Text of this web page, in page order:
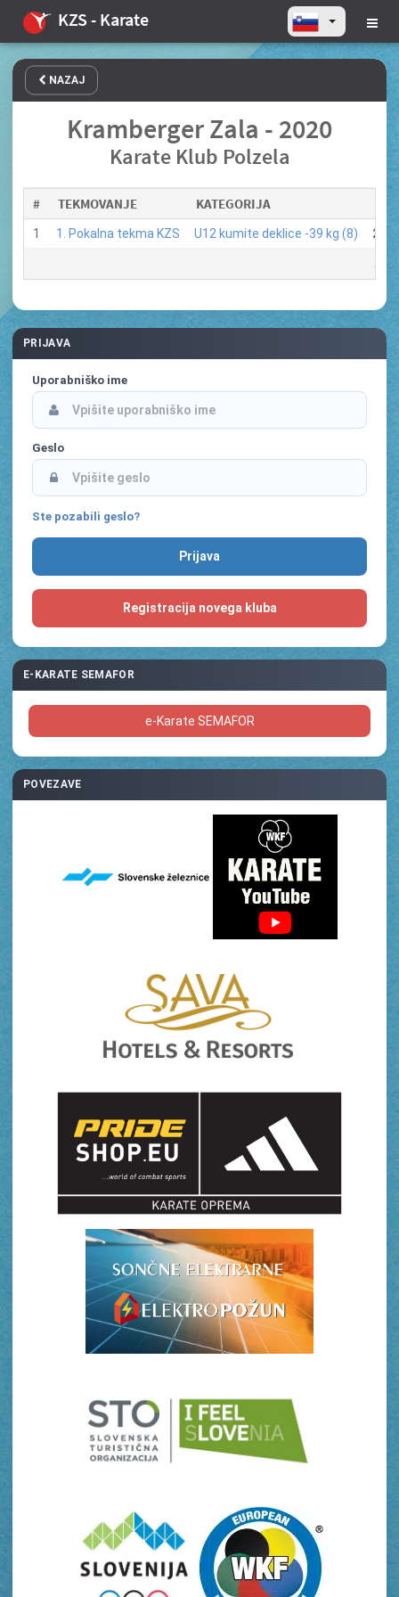
KZS - Karate
NAZAJ
Kramberger Zala - 2020
Karate Klub Polzela
# TEKMOVANJE KATEGORIJA
1 1. Pokalna tekma KZS U12 kumite deklice -39 kg (8) 2
5.00
PRIJAVA
Uporabniško ime
Geslo
Ste pozabili geslo?
Registracija novega kluba
E-KARATE SEMAFOR
e-Karate SEMAFOR
POVEZAVE